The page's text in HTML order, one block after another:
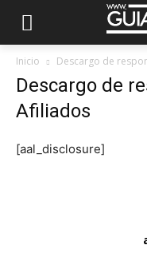
Inicio Descargo de
Descargo de
Afiliados
[aal_disclosure]